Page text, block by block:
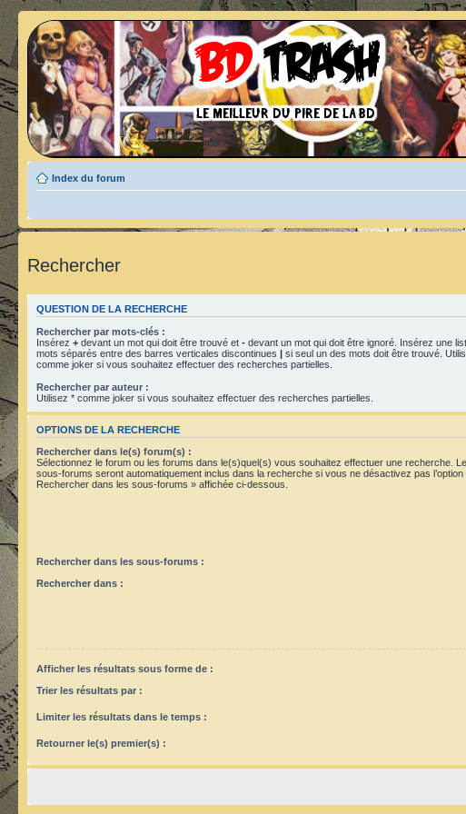
Index du forum
Rechercher
QUESTION DE LA RECHERCHE
Rechercher par mots-clés :
Insérez + devant un mot qui doit être trouvé et - devant un mot qui doit être ignoré. Insérez une
mots séparés entre des barres verticales discontinues | si seul un des mots doit être trouvé.
comme joker si vous souhaitez effectuer des recherches partielles.
Rechercher par auteur :
Utilisez * comme joker si vous souhaitez effectuer des recherches partielles.
OPTIONS DE LA RECHERCHE
Rechercher dans le(s) forum(s) :
Sélectionnez le forum ou les forums dans le(s)quel(s) vous souhaitez effectuer une recherche.
sous-forums seront automatiquement inclus dans la recherche si vous ne désactivez pas l’option
Rechercher dans les sous-forums » affichée ci-dessous.
Rechercher dans les sous-forums :
Rechercher dans :
Afficher les résultats sous forme de :
Trier les résultats par :
Limiter les résultats dans le temps :
Retourner le(s) premier(s) :